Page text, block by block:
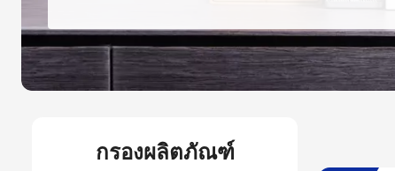
กรองผลิตภัณฑ์